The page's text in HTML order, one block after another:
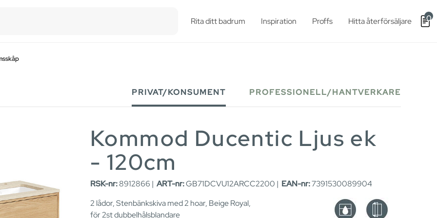
Rita ditt badrum Inspiration Proffs Hitta återförsäljare 0
PRIVAT/KONSUMENT PROFESSIONELL/HANTVERKARE
Kommod Ducentic Ljus ek
- 120cm
RSK-nr:8912866 | ART-nr:GB71DCVU12ARCC2200 | EAN-nr:7391530089904
2 lådor, Stenbänkskiva med 2 hoar, Beige Royal,
för 2st dubbelhålsblandare